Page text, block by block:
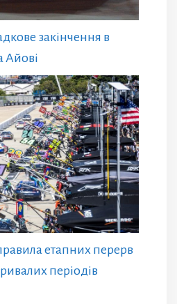
закінчення в
Айові
етапних перерв
періодів